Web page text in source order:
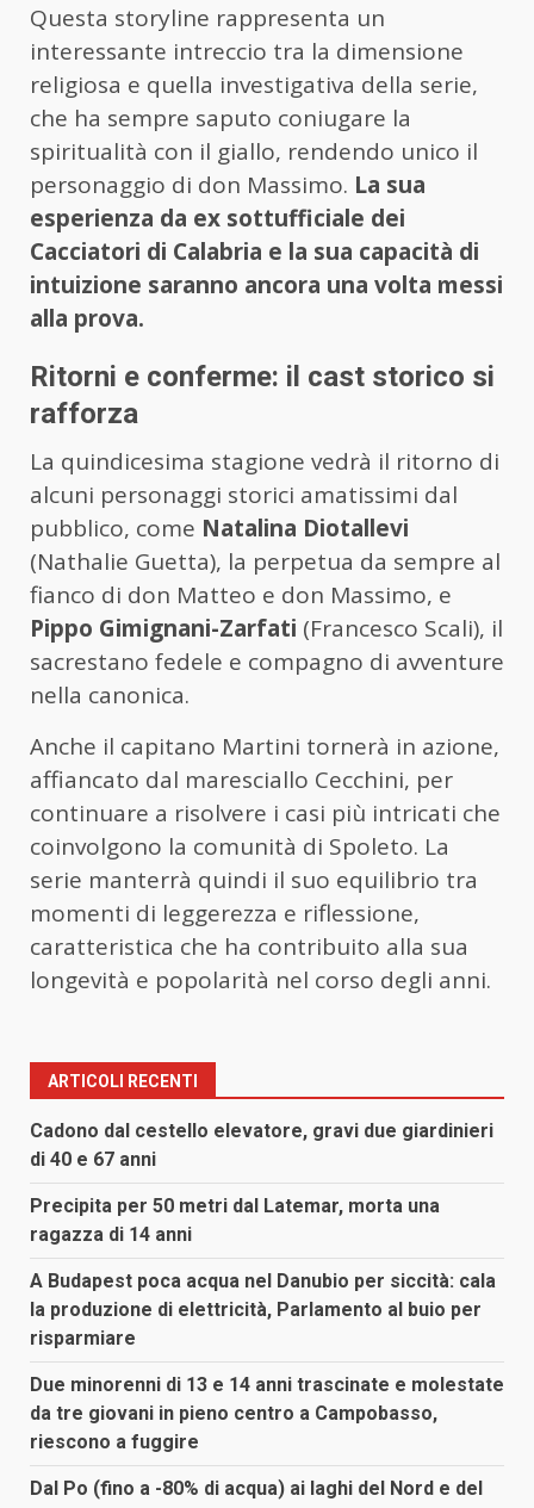
Questa storyline rappresenta un
interessante intreccio tra la dimensione
religiosa e quella investigativa della serie,
che ha sempre saputo coniugare la
spiritualità con il giallo, rendendo unico il
personaggio di don Massimo. La sua
esperienza da ex sottufficiale dei
Cacciatori di Calabria e la sua capacità di
intuizione saranno ancora una volta messi
alla prova.
Ritorni e conferme: il cast storico si
rafforza
La quindicesima stagione vedrà il ritorno di
alcuni personaggi storici amatissimi dal
pubblico, come Natalina Diotallevi
(Nathalie Guetta), la perpetua da sempre al
fianco di don Matteo e don Massimo, e
Pippo Gimignani-Zarfati (Francesco Scali), il
sacrestano fedele e compagno di avventure
nella canonica.
Anche il capitano Martini tornerà in azione,
affiancato dal maresciallo Cecchini, per
continuare a risolvere i casi più intricati che
coinvolgono la comunità di Spoleto. La
serie manterrà quindi il suo equilibrio tra
momenti di leggerezza e riflessione,
caratteristica che ha contribuito alla sua
longevità e popolarità nel corso degli anni.
ARTICOLI RECENTI
Cadono dal cestello elevatore, gravi due giardinieri
di 40 e 67 anni
Precipita per 50 metri dal Latemar, morta una
ragazza di 14 anni
A Budapest poca acqua nel Danubio per siccità: cala
la produzione di elettricità, Parlamento al buio per
risparmiare
Due minorenni di 13 e 14 anni trascinate e molestate
da tre giovani in pieno centro a Campobasso,
riescono a fuggire
Dal Po (fino a -80% di acqua) ai laghi del Nord e del